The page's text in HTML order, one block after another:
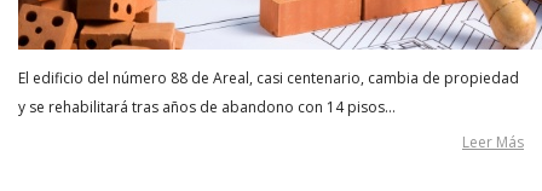
El edificio del número 88 de Areal, casi centenario, cambia de propiedad
y se rehabilitará tras años de abandono con 14 pisos…
Leer Más